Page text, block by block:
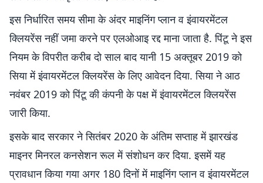
इस निर्धारित समय सीमा के अंदर माइनिंग प्लान व इंवायरमेंटल
क्लियरेंस नहीं जमा करने पर एलओआइ रद्द माना जाता है. पिंटू ने इस
नियम के विपरीत करीब दो साल बाद यानी 15 अक्तूबर 2019 को
सिया में इंवायरमेंटल क्लियरेंस के लिए आवेदन दिया. सिया ने आठ
नवंबर 2019 को पिंटू की कंपनी के पक्ष में इंवायरमेंटल क्लियरेंस
जारी किया.
इसके बाद सरकार ने सितंबर 2020 के अंतिम सप्ताह में झारखंड
माइनर मिनरल कनसेशन रूल में संशोधन कर दिया. इसमें यह
प्रावधान किया गया अगर 180 दिनों में माइनिंग प्लान व इंवायरमेंटल